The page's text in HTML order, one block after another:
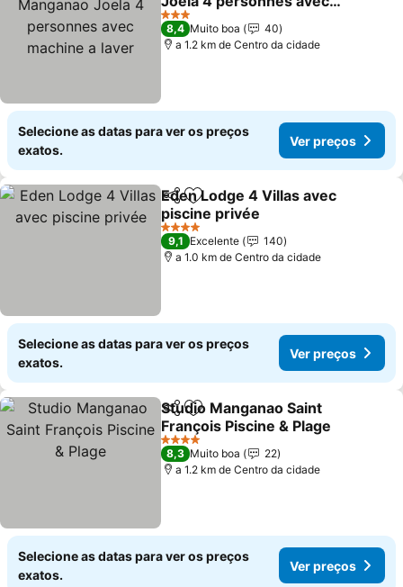
machine a laver
3 Estrelas
8,4 Muito boa
40
a 1.2 km de Centro da cidade
Selecione as datas para ver os preços
exatos.
Ver preços
PartilharAdicionar aos favoritos
Eden Lodge 4 Villas avec
piscine privée
4 Estrelas
9,1 Excelente
140
a 1.0 km de Centro da cidade
Selecione as datas para ver os preços
exatos.
Ver preços
PartilharAdicionar aos favoritos
Studio Manganao Saint
François Piscine & Plage
4 Estrelas
8,3 Muito boa
22
a 1.2 km de Centro da cidade
Selecione as datas para ver os preços
exatos.
Ver preços